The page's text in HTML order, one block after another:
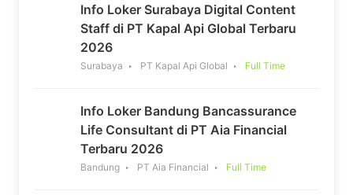
Info Loker Surabaya Digital Content
Staff di PT Kapal Api Global Terbaru
2026
Surabaya PT Kapal Api Global Full Time
Info Loker Bandung Bancassurance
Life Consultant di PT Aia Financial
Terbaru 2026
Bandung PT Aia Financial Full Time